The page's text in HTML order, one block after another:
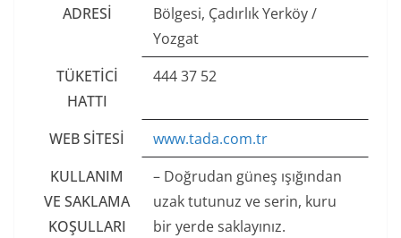
ADRESI
Bölgesi, Çadırlık Yerköy /
Yozgat
TÜKETICI
HATTI
444 37 52
WEB SITESI
www.tada.com.tr
KULLANIM
VE SAKLAMA
KOŞULLARI
– Doğrudan güneş ışığından
uzak tutunuz ve serin, kuru
bir yerde saklayınız.